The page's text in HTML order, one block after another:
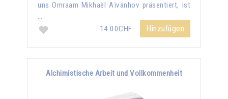
uns Omraam Mikhaël Aïvanhov präsentiert, ist
…
14.00CHF
Hinzufügen
Alchimistische Arbeit und Vollkommenheit